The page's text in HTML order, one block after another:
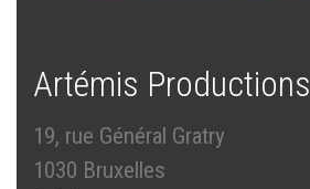
Artémis Productions
19, rue Général Gratry
1030 Bruxelles